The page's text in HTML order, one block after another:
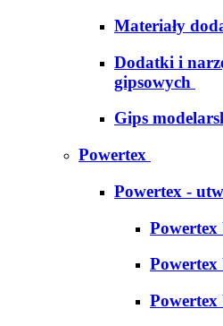
Materiały
Dodatki i
gipsowych
Gips
Powertex
Powertex -
Powertex
Powertex
Powertex